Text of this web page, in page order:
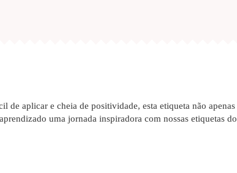
de aplicar e cheia de positividade, esta etiqueta não apenas
uma jornada inspiradora com nossas etiquetas do